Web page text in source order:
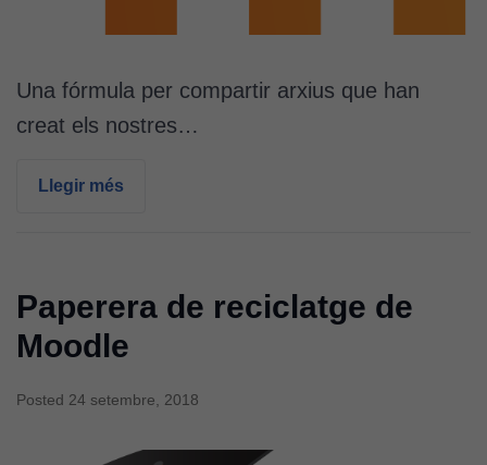
Una fórmula per compartir arxius que han
creat els nostres…
Llegir més
Paperera de reciclatge de
Moodle
Posted 24 setembre, 2018